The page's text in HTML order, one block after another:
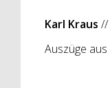
Karl Kraus //
Auszüge aus